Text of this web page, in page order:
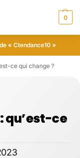
0
« Ctendance10 »
ce qui change ?
qu’est-ce